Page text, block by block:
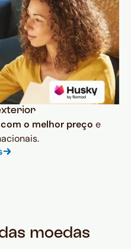
o melhor preço e
moedas